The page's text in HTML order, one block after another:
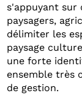
s'appuyant sur
paysagers,
délimiter les
paysage
une forte
ensemble très
de gestion.